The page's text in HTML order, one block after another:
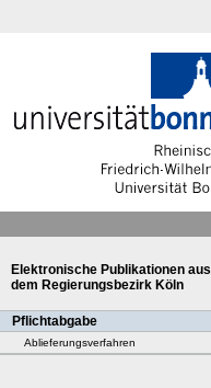
Elektronische Publikationen aus
dem Regierungsbezirk Köln
Pflichtabgabe
Ablieferungsverfahren